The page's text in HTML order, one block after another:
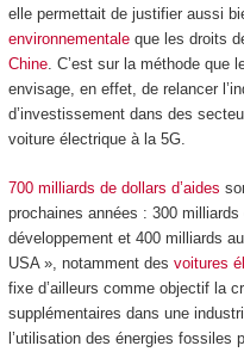
elle permettait de justifier aussi
environnementaleque les droits
Chine. C’est sur la méthode que
envisage, en effet, de relancer
d’investissement dans des
voiture électrique à la 5G.
700 milliards de dollars d’aides
prochaines années : 300
développement et 400 milliards
USA », notamment des voitures
fixe d’ailleurs comme objectif la
supplémentaires dans une
l’utilisation des énergies fossiles